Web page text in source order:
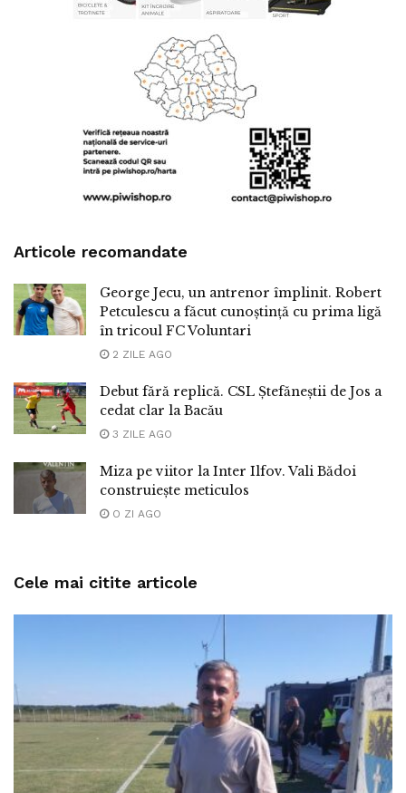
Articole recomandate
George Jecu, un antrenor împlinit. Robert
Petculescu a făcut cunoștință cu prima ligă
în tricoul FC Voluntari
2 ZILE AGO
Debut fără replică. CSL Ștefăneștii de Jos a
cedat clar la Bacău
3 ZILE AGO
Miza pe viitor la Inter Ilfov. Vali Bădoi
construiește meticulos
O ZI AGO
Cele mai citite articole